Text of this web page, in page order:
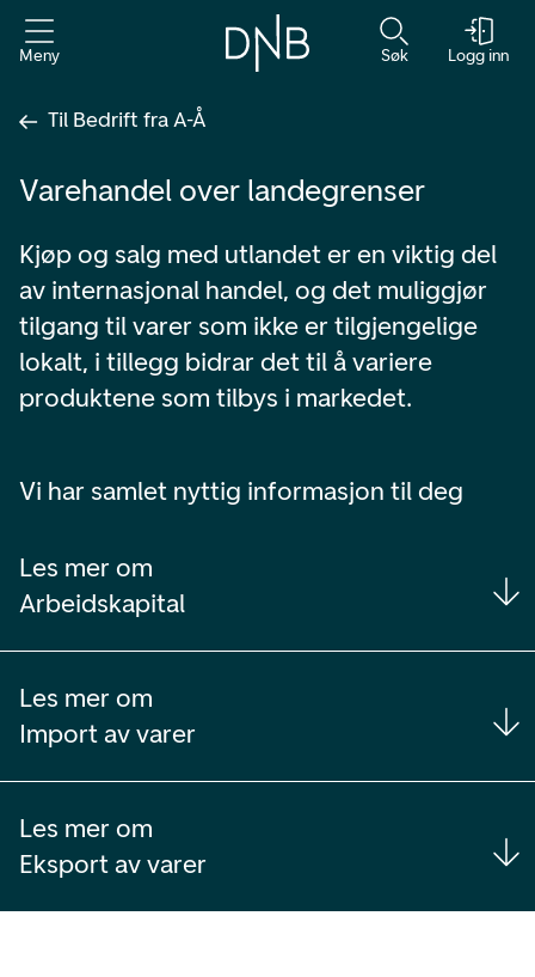
Meny Søk Logg inn
Til Bedrift fra A-Å
Varehandel over landegrenser
Kjøp og salg med utlandet er en viktig del
av internasjonal handel, og det muliggjør
tilgang til varer som ikke er tilgjengelige
lokalt, i tillegg bidrar det til å variere
produktene som tilbys i markedet.
Vi har samlet nyttig informasjon til deg
Les mer om
Arbeidskapital
Les mer om
Import av varer
Les mer om
Eksport av varer